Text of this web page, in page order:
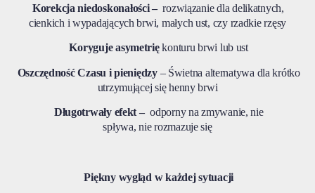
Korekcja niedoskonałości – rozwiązanie dla delikatnych,
cienkich i wypadających brwi, małych ust, czy rzadkie rzęsy
Koryguje asymetriękonturu brwi lub ust
Oszczędność Czasu i pieniędzy – Świetna alternatywa dla krótko
utrzymującej się henny brwi
Długotrwały efekt – odporny na zmywanie, nie
spływa, nie rozmazuje się
Piękny wygląd w każdej sytuacji